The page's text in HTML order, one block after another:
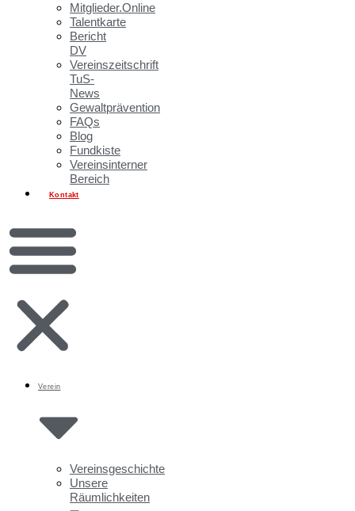
Mitglieder.Online
Talentkarte
Bericht
DV
Vereinszeitschrift
TuS-
News
Gewaltprävention
FAQs
Blog
Fundkiste
Vereinsinterner
Bereich
Kontakt
Verein
Vereinsgeschichte
Unsere
Räumlichkeiten